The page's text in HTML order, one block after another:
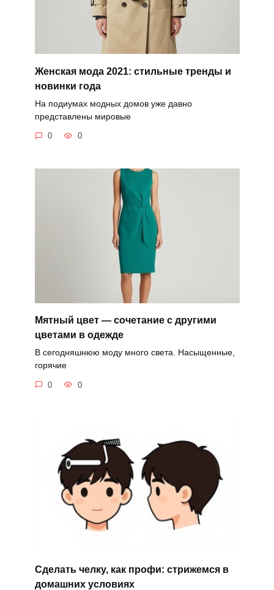
Женская мода 2021: стильные тренды и
новинки года
На подиумах модных домов уже давно
представлены мировые
0 0
Мятный цвет — сочетание с другими
цветами в одежде
В сегодняшнюю моду много света. Насыщенные,
горячие
0 0
Сделать челку, как профи: стрижемся в
домашних условиях